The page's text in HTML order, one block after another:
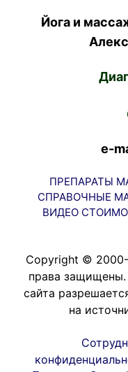
Йога и
e-
ПРЕПАРАТЫ
СПРАВОЧНЫЕ
ВИДЕО
Copyright ©
права защищены.
сайта
на